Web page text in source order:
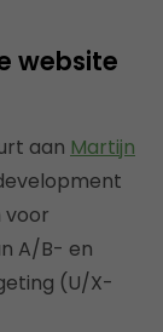
website
aan Martijn
voor
A/B- en
(U/X-